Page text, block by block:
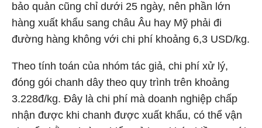
bảo quản cũng chỉ dưới 25 ngày, nên phần lớn
hàng xuất khẩu sang châu Âu hay Mỹ phải đi
đường hàng không với chi phí khoảng 6,3 USD/kg.
Theo tính toán của nhóm tác giả, chi phí xử lý,
đóng gói chanh dây theo quy trình trên khoảng
3.228đ/kg. Đây là chi phí mà doanh nghiệp chấp
nhận được khi chanh được xuất khẩu, có thể vận